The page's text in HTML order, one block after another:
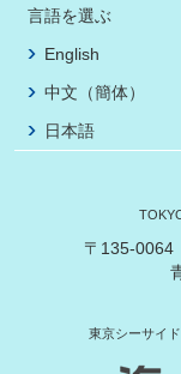
言語を選ぶ
English
中文（簡体）
日本語
〒135-
東京シーサイド